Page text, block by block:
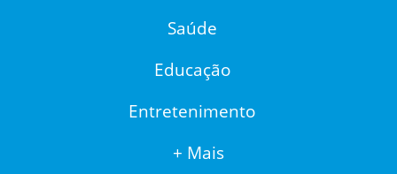
Saúde
Educação
Entretenimento
+ Mais